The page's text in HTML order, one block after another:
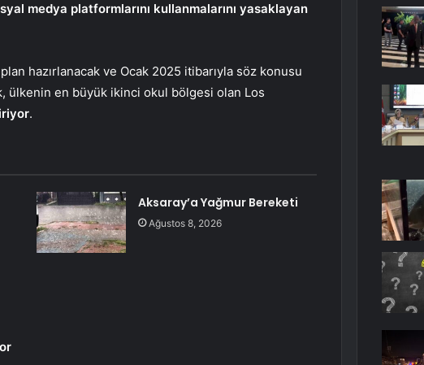
medya platformlarını kullanmalarını yasaklayan
hazırlanacak ve Ocak 2025 itibarıyla söz konusu
ülkenin en büyük ikinci okul bölgesi olan Los
.
Aksaray’a Yağmur Bereketi
Ağustos 8, 2026